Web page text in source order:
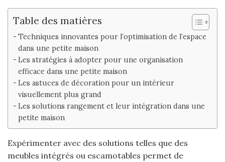
Table des matières
Techniques innovantes pour l’optimisation de l’espace
dans une petite maison
Les stratégies à adopter pour une organisation
efficace dans une petite maison
Les astuces de décoration pour un intérieur
visuellement plus grand
Les solutions rangement et leur intégration dans une
petite maison
Expérimenter avec des solutions telles que des
meubles intégrés ou escamotables permet de